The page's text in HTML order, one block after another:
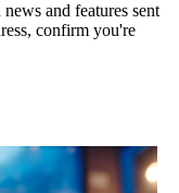
and features sent
confirm you're